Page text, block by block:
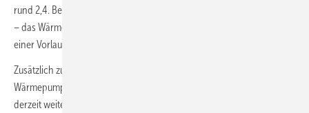
rund 2,4. Bei höheren Außentemperaturen steigt der COP auf rund 4,3
– das Wärmenetz wird aufgrund der Abnehmerstruktur ganzjährig mit
einer Vorlauftemperatur von etwa 78 °C betreiben.
Zusätzlich zu der vor rund zwei Jahren am Aufstellort der
Wärmepumpe errichteten Photovoltaik-Anlage mit 750 kW
derzeit weitere drei Photovoltaik-Anlagen mit ca. 30 MW